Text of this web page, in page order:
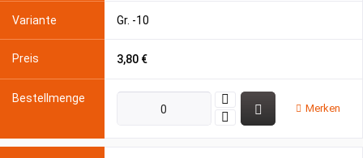
Gr. -10
3,80 €
Merken